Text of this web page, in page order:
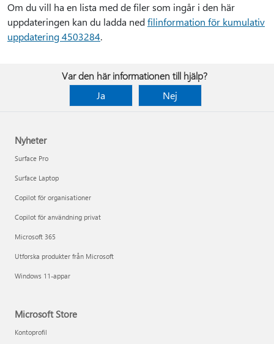
Om du vill ha en lista med de filer som ingår i den här
uppdateringen kan du ladda nedfilinformation för kumulativ
uppdatering 4503284.
Var den här informationen till hjälp?
Ja
Nej
Nyheter
Surface Pro
Surface Laptop
Copilot för organisationer
Copilot för användning privat
Microsoft 365
Utforska produkter från Microsoft
Windows 11-appar
Microsoft Store
Kontoprofil